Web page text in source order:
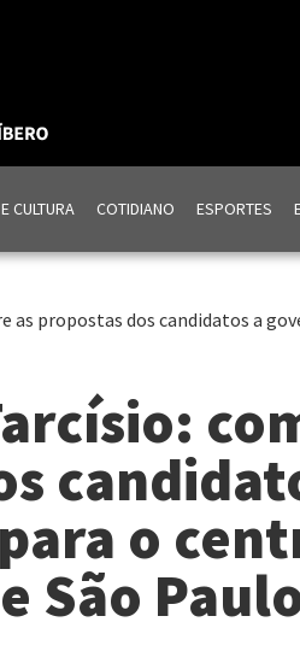
CULTURA COTIDIANO ESPORTES
as propostas dos candidatos a
o
São